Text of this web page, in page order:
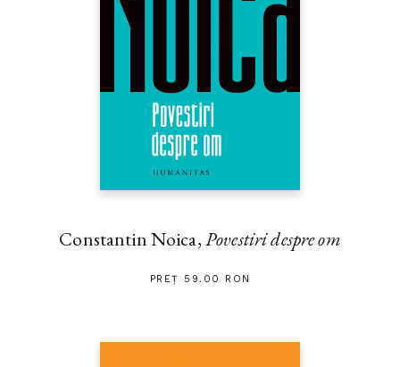
Constantin Noica,Povestiri despre om
PREȚ 59.00 RON